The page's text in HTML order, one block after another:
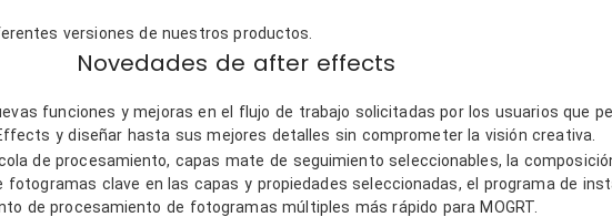
versiones de nuestros productos.
Novedades de after effects
funciones y mejoras en el flujo de trabajo solicitadas por los usuarios que
y diseñar hasta sus mejores detalles sin comprometer la visión creativa.
de procesamiento, capas mate de seguimiento seleccionables, la
clave en las capas y propiedades seleccionadas, el programa de
de procesamiento de fotogramas múltiples más rápido para MOGRT.
¡El
Leer